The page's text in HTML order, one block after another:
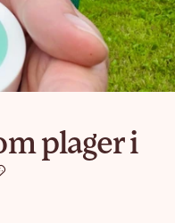
plager i